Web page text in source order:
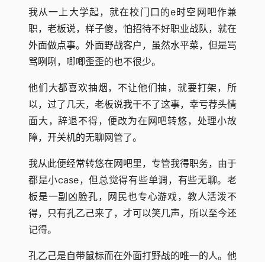
我从一上大学起，就在校门口的e时空网吧作兼
职，老板说，样子傻，怕招待不好职业战队，就在
外面做点事。外面野战客户，虽然水平菜，但是骂
骂咧咧，唧唧歪歪的也不很少。
他们大都喜欢抽烟，不让他们抽，就要打架，所
以，过了几天，老板说我干不了这事，幸亏荐头情
面大，辞退不得，便改为在网吧转悠，处理小故
障，开关机的无聊网管了。
我从此便经常转悠在网吧里，专管我得职务，由于
都是小case，但总觉得有些单调，有些无聊。老
板是一副凶脸孔，网民也专心游戏，教人活泼不
得，只有孔乙己来了，才可以笑几声，所以至今还
记得。
孔乙己是自带鼠标而在外面打野战的唯一的人。他